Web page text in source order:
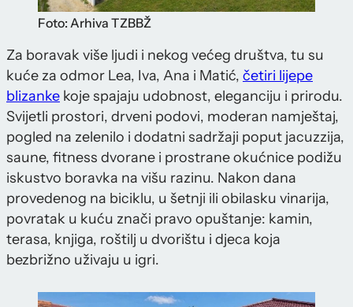
Foto: Arhiva TZBBŽ
Za boravak više ljudi i nekog većeg društva, tu su
kuće za odmor Lea, Iva, Ana i Matić, četiri lijepe
blizanke koje spajaju udobnost, eleganciju i prirodu.
Svijetli prostori, drveni podovi, moderan namještaj,
pogled na zelenilo i dodatni sadržaji poput jacuzzija,
saune, fitness dvorane i prostrane okućnice podižu
iskustvo boravka na višu razinu. Nakon dana
provedenog na biciklu, u šetnji ili obilasku vinarija,
povratak u kuću znači pravo opuštanje: kamin,
terasa, knjiga, roštilj u dvorištu i djeca koja
bezbrižno uživaju u igri.